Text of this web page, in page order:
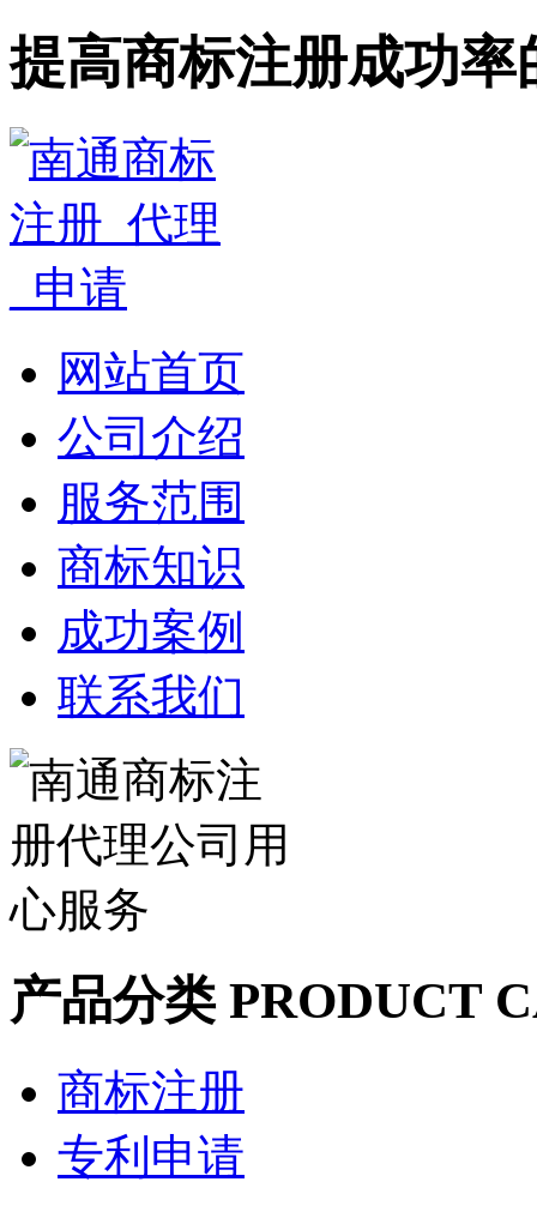
提高商标注册成功率
网站首页
公司介绍
服务范围
商标知识
成功案例
联系我们
产品分类PRODUCT
商标注册
专利申请